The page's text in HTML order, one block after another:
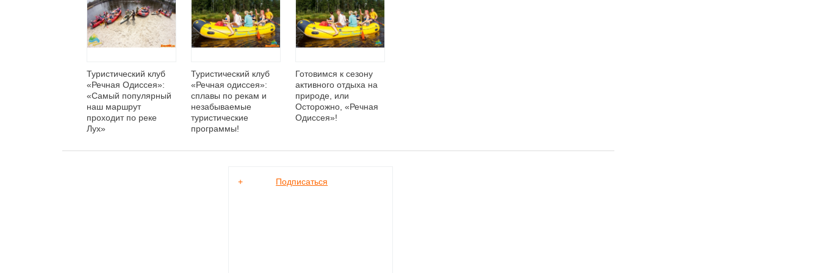
Туристический клуб
«Речная Одиссея»:
«Самый популярный
наш маршрут
проходит по реке
Лух»
Туристический клуб
«Речная одиссея»:
сплавы по рекам и
незабываемые
туристические
программы!
Готовимся к сезону
активного отдыха на
природе, или
Осторожно, «Речная
Одиссея»!
+ Подписаться